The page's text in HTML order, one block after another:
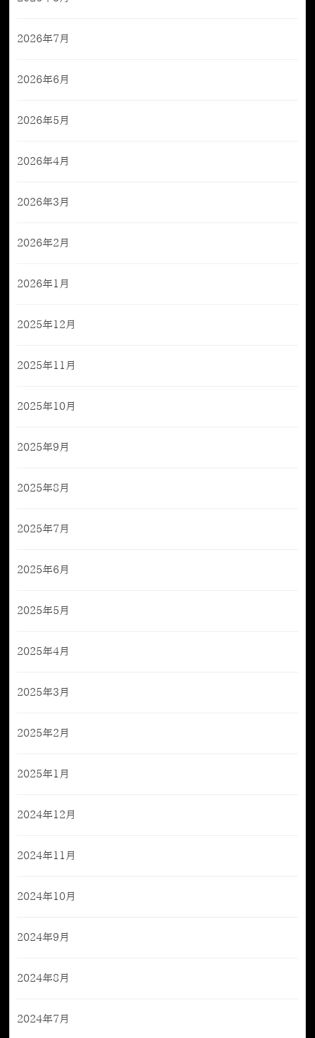
2026年7月
2026年6月
2026年5月
2026年4月
2026年3月
2026年2月
2026年1月
2025年12月
2025年11月
2025年10月
2025年9月
2025年8月
2025年7月
2025年6月
2025年5月
2025年4月
2025年3月
2025年2月
2025年1月
2024年12月
2024年11月
2024年10月
2024年9月
2024年8月
2024年7月